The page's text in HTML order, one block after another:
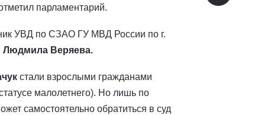
парламентарий.
УВД по СЗАО ГУ МВД России по г.
Людмила Веряева.
стали взрослыми гражданами
малолетнего). Но лишь по
самостоятельно обратиться в суд